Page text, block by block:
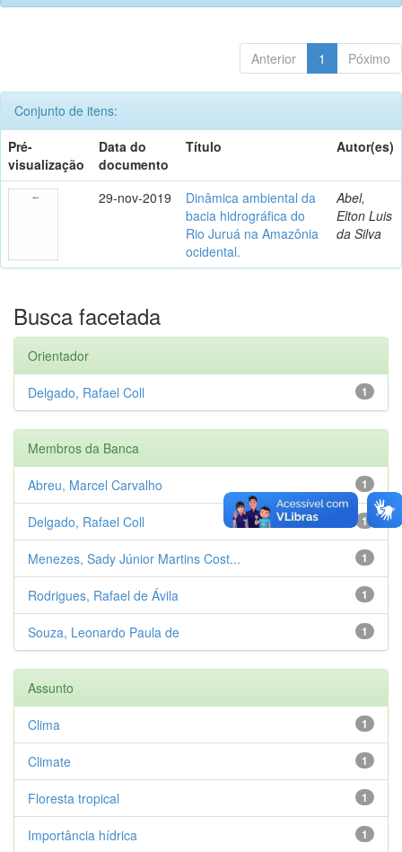
Anterior 1 Póximo
Conjunto de itens:
Pré-
visualização
Data do
documento
Título Autor(es)
29-nov-2019
Dinâmica ambiental da
bacia hidrográfica do
Rio Juruá na Amazônia
ocidental.
Abel,
Elton Luis
da Silva
Busca facetada
Orientador
1
Delgado, Rafael Coll
Membros da Banca
1
Abreu, Marcel Carvalho
1
Delgado, Rafael Coll
1
Menezes, Sady Júnior Martins Cost...
1
Rodrigues, Rafael de Ávila
1
Souza, Leonardo Paula de
Assunto
1
Clima
1
Climate
1
Floresta tropical
1
Importância hídrica